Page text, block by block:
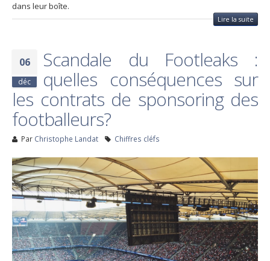
dans leur boîte.
Lire la suite
06
déc
Scandale du Footleaks :
quelles conséquences sur
les contrats de sponsoring des
footballeurs?
Par Christophe Landat Chiffres cléfs